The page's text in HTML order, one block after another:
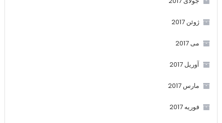
ژوئن 2017
می 2017
آوریل 2017
مارس 2017
فوریه 2017